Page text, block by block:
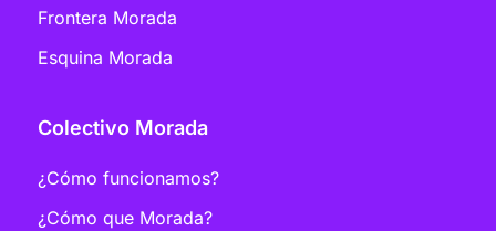
Frontera Morada
Esquina Morada
Colectivo Morada
¿Cómo funcionamos?
¿Cómo que Morada?